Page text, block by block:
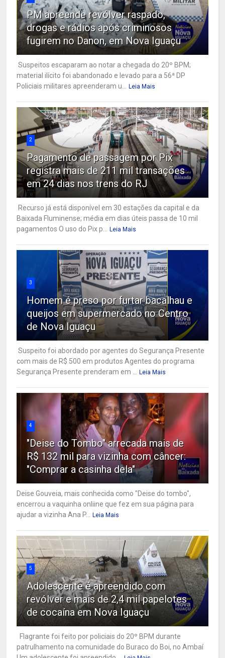
PM apreende revólver raspado,
drogas e rádios após criminosos
fugirem no Danon, em Nova Iguaçu
Suspeitos escaparam ao notar a chegada do 20º BPM;
material ilícito foi abandonado e levado para a 56ª DP
Policiais militares apreenderam u...
Leia Mais
2
Pagamento de passagem por Pix
registra mais de 211 mil transações
em 24 dias nos trens do RJ
Recurso já está disponível em 30 estações da capital e da
Baixada Fluminense; média em dias úteis passa de 10 mil
pagamentos O uso do Pix p...
Leia Mais
3
Homem é preso por furtar bacalhau e
queijos em supermercado no Centro
de Nova Iguaçu
Suspeito foi abordado por agentes do Segurança Presente
com mais de R$ 500 em produtos Agentes do programa
Segurança Presente prenderam em ...
Leia Mais
4
"Deise do Tombo" arrecada mais de
R$ 132 mil para vizinha com câncer:
"Comprar a casinha dela"
Deise Gouveia, mais conhecida como "Deise do tombo",
encerrou a vaquinha onliine que fez em sua página para
ajudar a vizinha Ana P...
Leia Mais
5
Adolescente é apreendido com
revólver e mais de 2,4 mil papelotes
de cocaína em Nova Iguaçu
Flagrante foi feito por policiais do 20º BPM durante
patrulhamento na comunidade do Buraco do Boi, no Ambaí